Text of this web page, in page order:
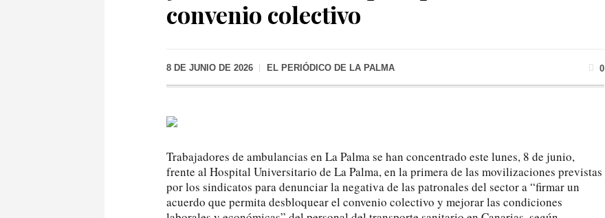
convenio colectivo
8 DE JUNIO DE 2026 EL PERIÓDICO DE LA PALMA 0
Trabajadores de ambulancias en La Palma se han concentrado este lunes, 8 de junio,
frente al Hospital Universitario de La Palma, en la primera de las movilizaciones previstas
por los sindicatos para denunciar la negativa de las patronales del sector a “firmar un
acuerdo que permita desbloquear el convenio colectivo y mejorar las condiciones